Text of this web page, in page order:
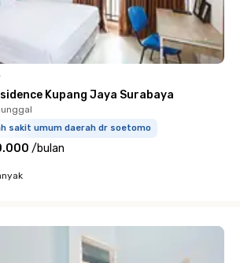
Kupang Jaya Surabaya
sakit umum daerah dr soetomo
/bulan